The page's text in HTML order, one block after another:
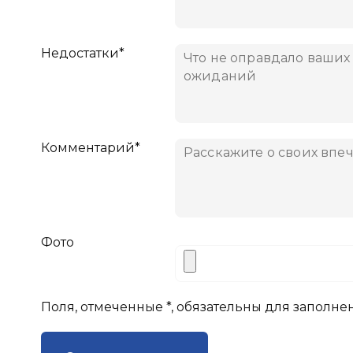
Недостатки*
Комментарий*
Фото
Поля, отмеченные *, обязательны для